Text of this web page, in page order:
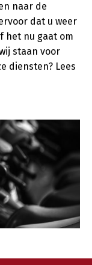
naar de
dat u weer
het nu gaat om
staan voor
diensten? Lees